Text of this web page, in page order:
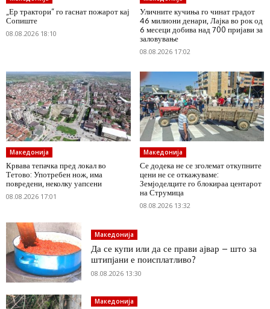
„Ер трактори“ го гаснат пожарот кај
Сопиште
08.08.2026 18:10
Уличните кучиња го чинат градот
46 милиони денари, Лајка во рок од
6 месеци добива над 700 пријави за
заловување
08.08.2026 17:02
Македонија
Крвава тепачка пред локал во
Тетово: Употребен нож, има
повредени, неколку уапсени
08.08.2026 17:01
Македонија
Се додека не се зголемат откупните
цени не се откажуваме:
Земјоделците го блокираа центарот
на Струмица
08.08.2026 13:32
Македонија
Да се купи или да се прави ајвар – што за
штипјани е поисплатливо?
08.08.2026 13:30
Македонија